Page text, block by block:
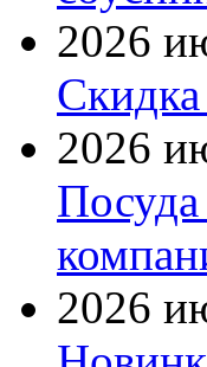
2026
2026
2026